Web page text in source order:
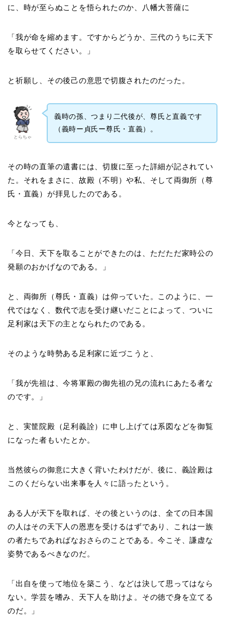
に、時が至らぬことを悟られたのか、八幡大菩薩に
「我が命を縮めます。ですからどうか、三代のうちに天下
を取らせてください。」
と祈願し、その後己の意思で切腹されたのだった。
とらちゃ
義時の孫、つまり二代後が、尊氏と直義です
（義時ー貞氏ー尊氏・直義）。
その時の直筆の遺書には、切腹に至った詳細が記されてい
た。それをまさに、故殿（不明）や私、そして両御所（尊
氏・直義）が拝見したのである。
今となっても、
「今日、天下を取ることができたのは、ただただ家時公の
発願のおかげなのである。」
と、両御所（尊氏・直義）は仰っていた。このように、一
代ではなく、数代で志を受け継いだことによって、ついに
足利家は天下の主となられたのである。
そのような時勢ある足利家に近づこうと、
「我が先祖は、今将軍殿の御先祖の兄の流れにあたる者な
のです。」
と、実筐院殿（足利義詮）に申し上げては系図などを御覧
になった者もいたとか。
当然彼らの御意に大きく背いたわけだが、後に、義詮殿は
このくだらない出来事を人々に語ったという。
ある人が天下を取れば、その後というのは、全ての日本国
の人はその天下人の恩恵を受けるはずであり、これは一族
の者たちであればなおさらのことである。今こそ、謙虚な
姿勢であるべきなのだ。
「出自を使って地位を築こう、などは決して思ってはなら
ない。学芸を嗜み、天下人を助けよ。その徳で身を立てる
のだ。」